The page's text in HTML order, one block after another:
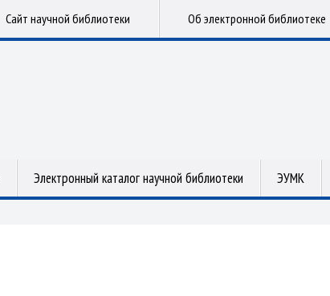
Сайт научной библиотеки Об электронной библиотеке
Электронный каталог научной библиотеки ЭУМК